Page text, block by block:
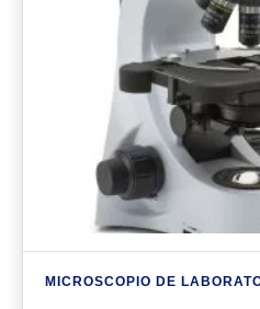
MICROSCOPIO DE